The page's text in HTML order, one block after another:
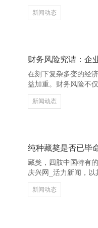
点。本书的营销计划
施、数据启动”三大
的实施渠谈。线上方
微博、小红书）进行
阅读心得等现实，吸
营、念书会、签售行
新闻动态
在刻下复杂多变的经
益加重。财务风险不
迫到企业的活命与发
企业完了可握续发展
风险，制定应酬战略
网-泵阀,水泵,阀门,泵
完善的财务风险预警
实时发现风险
新闻动态
纯种藏獒是否已毕
藏獒，四肢中国特有
庆兴网_活力新闻，以
而知名。然而，频年
诘不断升温，激发了
新闻动态